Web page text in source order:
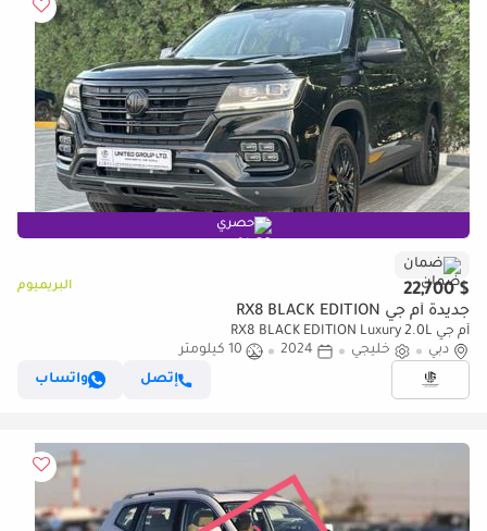
حصري
ضمان
$ 22,700 البريميوم
جديدة أم جي RX8 BLACK EDITION
أم جي RX8 BLACK EDITION Luxury 2.0L
دبي
خليجي 2024
10 كيلومتر
إتصل
واتساب